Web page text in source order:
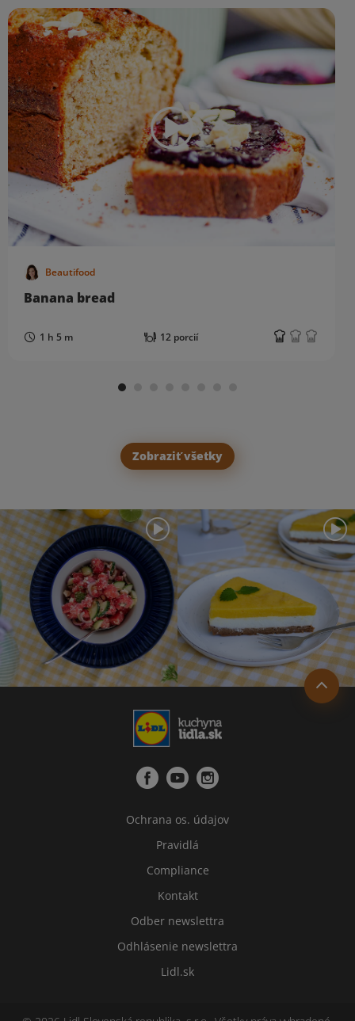
Beautifood
Banana bread
1 h 5 m 12 porcií
Zobraziť všetky
Ochrana os. údajov
Pravidlá
Compliance
Kontakt
Odber newslettra
Odhlásenie newslettra
Lidl.sk